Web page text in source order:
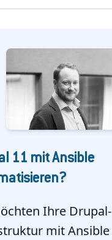
11 mit Ansible
Ihre Drupal-
mit Ansible